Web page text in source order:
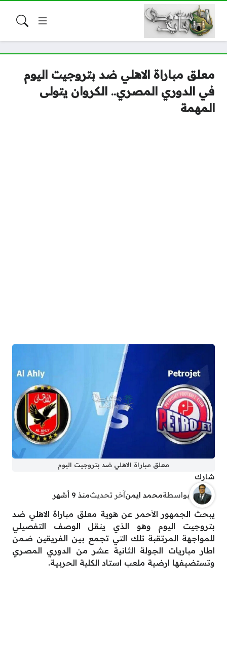
معلق مباراة الاهلي ضد بتروجيت اليوم
في الدوري المصري.. الكروان يتولى
المهمة
معلق مباراة الاهلي ضد بتروجيت اليوم
شارك
بواسطةمحمد ايمنآخر تحديثمنذ 9 أشهر
يبحث الجمهور الأحمر عن هوية معلق مباراة الاهلي ضد
بتروجيت اليوم وهو الذي ينقل الوصف التفصيلي
للمواجهة المرتقبة تلك التي تجمع بين الفريقين ضمن
اطار مباريات الجولة الثانية عشر من الدوري المصري
وتستضيفها ارضية ملعب استاد الكلية الحربية.